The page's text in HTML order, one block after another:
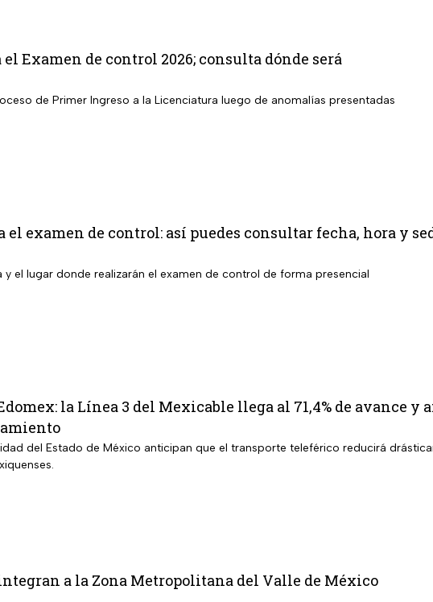
Examen de control 2026; consulta dónde será
de Primer Ingreso a la Licenciatura luego de anomalías presentadas
examen de control: así puedes consultar fecha, hora y
el lugar donde realizarán el examen de control de forma presencial
la Línea 3 del Mexicable llega al 71,4% de avance y
del Estado de México anticipan que el transporte teleférico reducirá
a la Zona Metropolitana del Valle de México